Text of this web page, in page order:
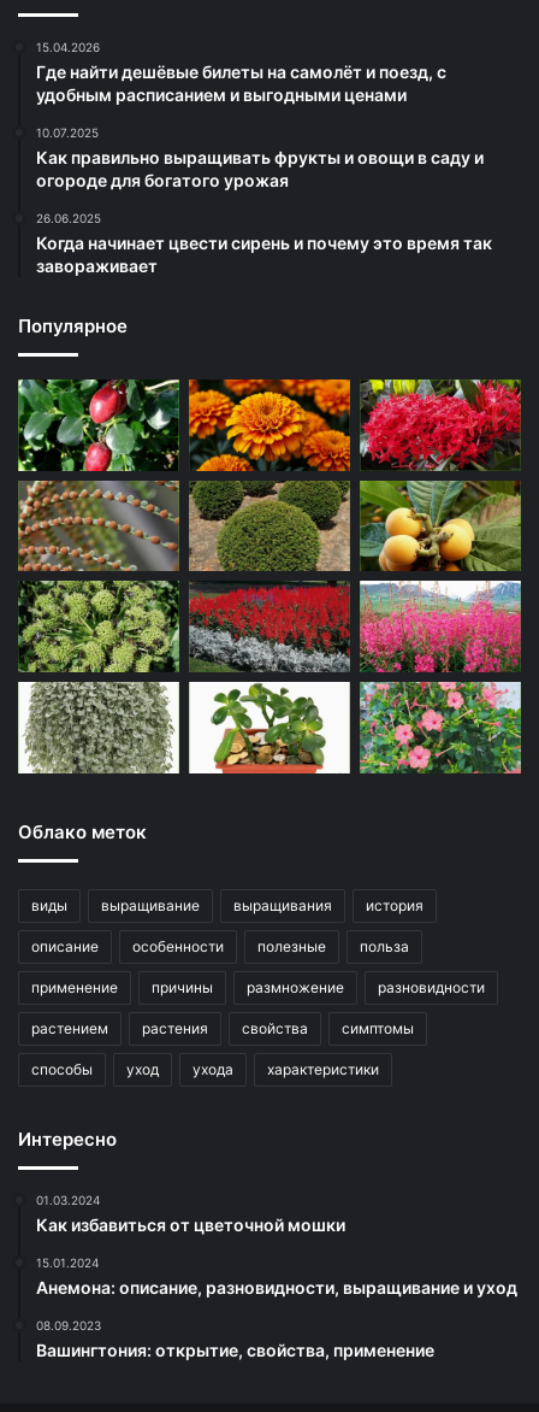
15.04.2026
Где найти дешёвые билеты на самолёт и поезд, с
удобным расписанием и выгодными ценами
10.07.2025
Как правильно выращивать фрукты и овощи в саду и
огороде для богатого урожая
26.06.2025
Когда начинает цвести сирень и почему это время так
завораживает
Популярное
Облако меток
виды выращивание выращивания история
описание особенности полезные польза
применение причины размножение разновидности
растением растения свойства симптомы
способы уход ухода характеристики
Интересно
01.03.2024
Как избавиться от цветочной мошки
15.01.2024
Анемона: описание, разновидности, выращивание и уход
08.09.2023
Вашингтония: открытие, свойства, применение